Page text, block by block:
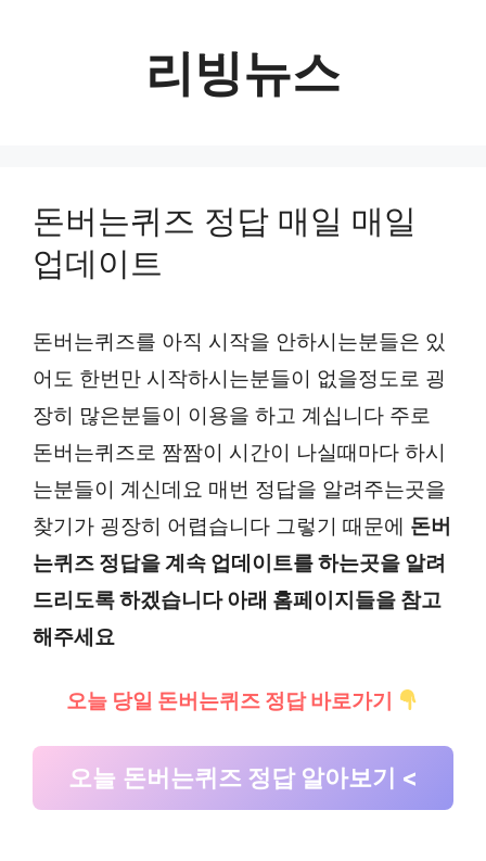
리빙뉴스
돈버는퀴즈 정답 매일 매일
업데이트
돈버는퀴즈를 아직 시작을 안하시는분들은 있
어도 한번만 시작하시는분들이 없을정도로 굉
장히 많은분들이 이용을 하고 계십니다 주로
돈버는퀴즈로 짬짬이 시간이 나실때마다 하시
는분들이 계신데요 매번 정답을 알려주는곳을
찾기가 굉장히 어렵습니다 그렇기 때문에 돈버
는퀴즈 정답을 계속 업데이트를 하는곳을 알려
드리도록 하겠습니다 아래 홈페이지들을 참고
해주세요
오늘 당일 돈버는퀴즈 정답 바로가기
오늘 돈버는퀴즈 정답 알아보기 <